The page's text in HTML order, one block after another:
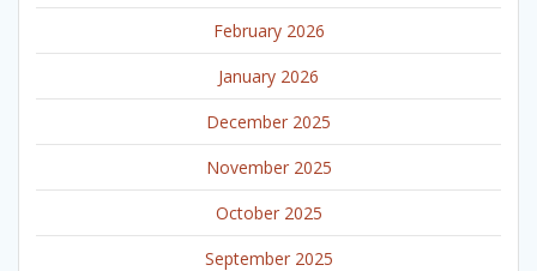
February 2026
January 2026
December 2025
November 2025
October 2025
September 2025